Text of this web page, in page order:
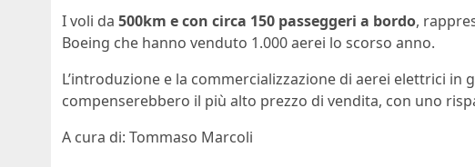
I voli da 500km e con circa 150 passeggeri a bordo,
Boeing che hanno venduto 1.000 aerei lo scorso anno.
L’introduzione e la commercializzazione di aerei elettrici in
compenserebbero il più alto prezzo di vendita, con uno
A cura di: Tommaso Marcoli